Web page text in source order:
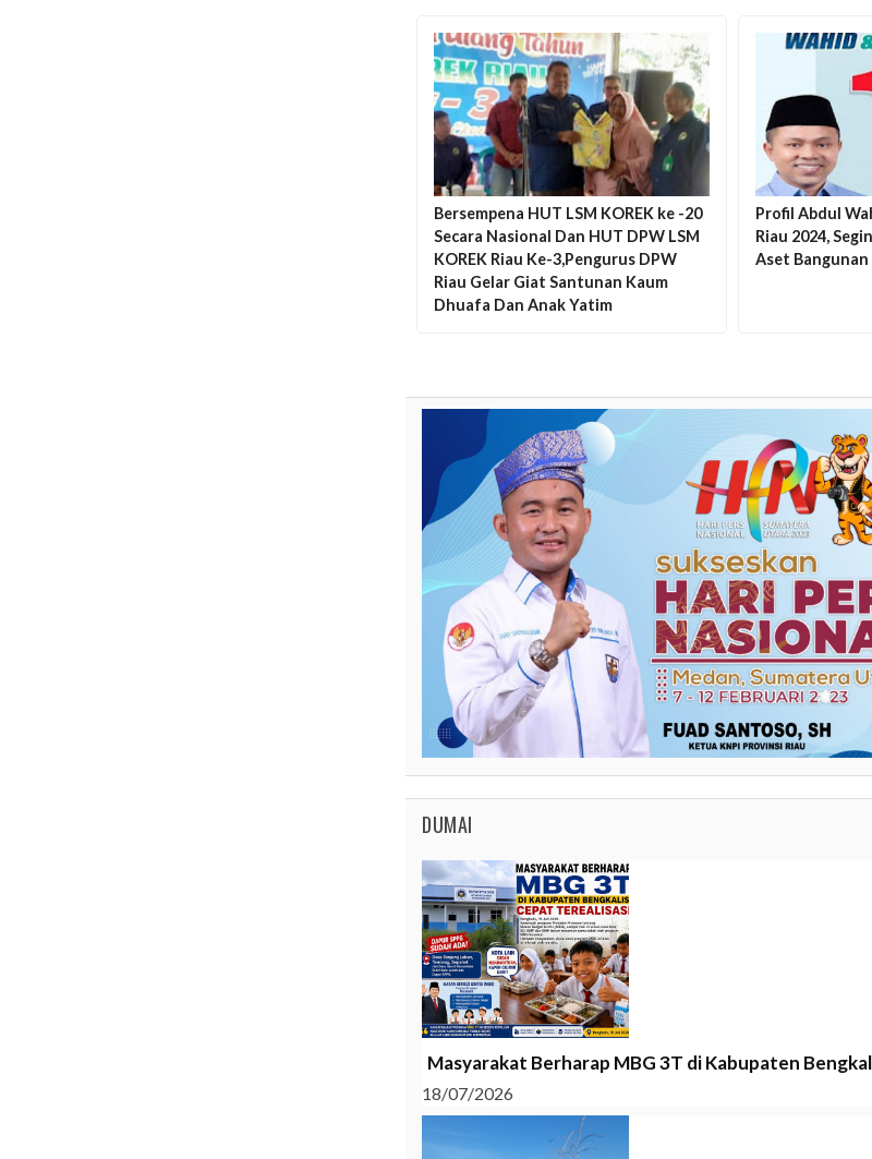
Bersempena HUT LSM KOREK ke -20
Secara Nasional Dan HUT DPW LSM
KOREK Riau Ke-3,Pengurus DPW
Riau Gelar Giat Santunan Kaum
Dhuafa Dan Anak Yatim
Profil Abdul
Riau 2024,
Aset Bangunan
DUMAI
Masyarakat Berharap MBG 3T di Kabupaten
18/07/2026